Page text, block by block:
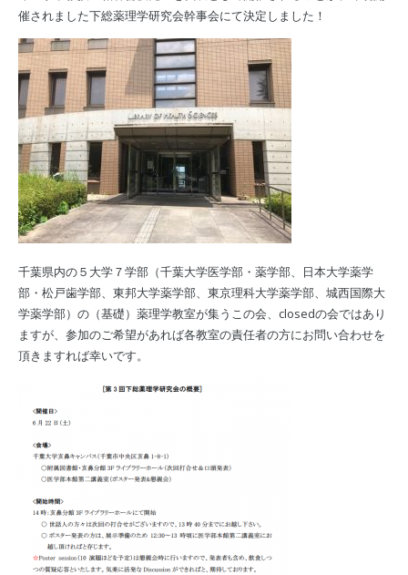
催されました下総薬理学研究会幹事会にて決定しました！
千葉県内の５大学７学部（千葉大学医学部・薬学部、日本大学薬学
部・松戸歯学部、東邦大学薬学部、東京理科大学薬学部、城西国際大
学薬学部）の（基礎）薬理学教室が集うこの会、closedの会ではあり
ますが、参加のご希望があれば各教室の責任者の方にお問い合わせを
頂きますれば幸いです。